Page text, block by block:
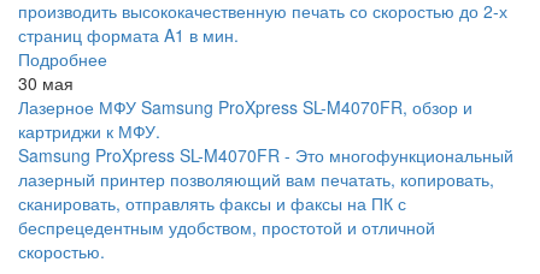
производить высококачественную печать со скоростью до 2-х
страниц формата A1 в мин.
Подробнее
30 мая
Лазерное МФУ Samsung ProXpress SL-M4070FR, обзор и
картриджи к МФУ.
Samsung ProXpress SL-M4070FR - Это многофункциональный
лазерный принтер позволяющий вам печатать, копировать,
сканировать, отправлять факсы и факсы на ПК с
беспрецедентным удобством, простотой и отличной
скоростью.